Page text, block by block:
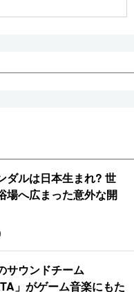
ダルは日本生まれ? 世
場へ広まった意外な開
サウンドチーム
」がゲーム音楽にもた